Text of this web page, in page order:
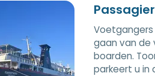
gaan van de
boarden.
parkeert u in